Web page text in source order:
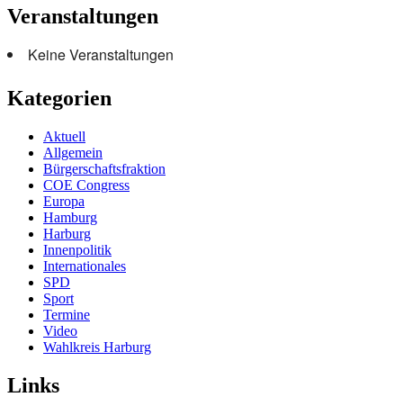
Veranstaltungen
Keine Veranstaltungen
Kategorien
Aktuell
Allgemein
Bürgerschaftsfraktion
COE Congress
Europa
Hamburg
Harburg
Innenpolitik
Internationales
SPD
Sport
Termine
Video
Wahlkreis Harburg
Links